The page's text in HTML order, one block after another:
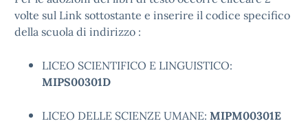
volte sul Link sottostante e inserire il codice specifico
della scuola di indirizzo :
LICEO SCIENTIFICO E LINGUISTICO:
MIPS00301D
LICEO DELLE SCIENZE UMANE: MIPM00301E